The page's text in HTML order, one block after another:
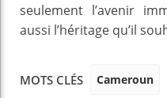
seulement l’avenir
aussi l’héritage qu’il
MOTS CLÉS Cameroun